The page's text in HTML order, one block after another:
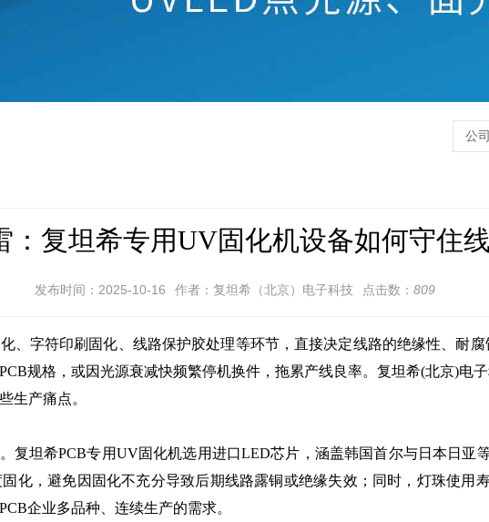
公
：复坦希专用UV固化机设备如何守住
发布时间：2025-10-16 作者：复坦希（北京）电子科技 点击数： 809
字符印刷固化、线路保护胶处理等环节，直接决定线路的绝缘性、耐
规格，或因光源衰减快频繁停机换件，拖累产线良率。复坦希(北京)电
生产痛点。
坦希PCB专用UV固化机选用进口LED芯片，涵盖韩国首尔与日本日亚
，避免因固化不充分导致后期线路露铜或绝缘失效；同时，灯珠使用
企业多品种、连续生产的需求。